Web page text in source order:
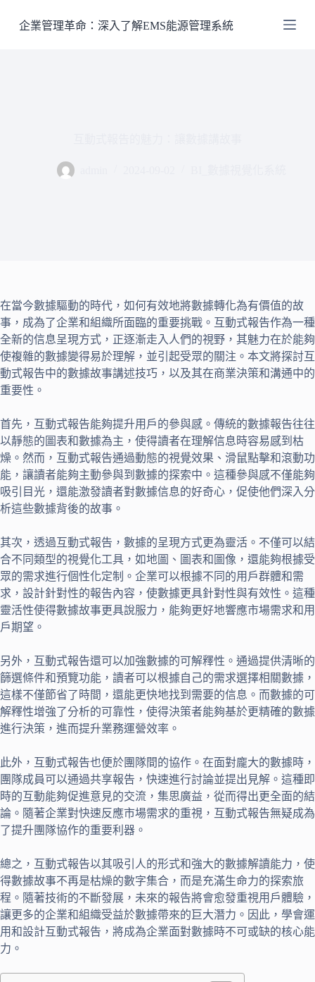
至
企業管理革命：深入了解EMS能源管理系統
在當今數據驅動的時代，如何有效地將數據轉化為有價值的故
事，成為了企業和組織所面臨的重要挑戰。互動式報告作為一種
全新的信息呈現方式，正逐漸走入人們的視野，其魅力在於能夠
使複雜的數據變得易於理解，並引起受眾的關注。本文將探討互
動式報告中的數據故事講述技巧，以及其在商業決策和溝通中的
重要性。
首先，互動式報告能夠提升用戶的參與感。傳統的數據報告往往
以靜態的圖表和數據為主，使得讀者在理解信息時容易感到枯
燥。然而，互動式報告通過動態的視覺效果、滑鼠點擊和滾動功
能，讓讀者能夠主動參與到數據的探索中。這種參與感不僅能夠
吸引目光，還能激發讀者對數據信息的好奇心，促使他們深入分
析這些數據背後的故事。
其次，透過互動式報告，數據的呈現方式更為靈活。不僅可以結
合不同類型的視覺化工具，如地圖、圖表和圖像，還能夠根據受
眾的需求進行個性化定制。企業可以根據不同的用戶群體和需
求，設計針對性的報告內容，使數據更具針對性與有效性。這種
靈活性使得數據故事更具說服力，能夠更好地響應市場需求和用
戶期望。
另外，互動式報告還可以加強數據的可解釋性。通過提供清晰的
篩選條件和預覽功能，讀者可以根據自己的需求選擇相關數據，
這樣不僅節省了時間，還能更快地找到需要的信息。而數據的可
解釋性增強了分析的可靠性，使得決策者能夠基於更精確的數據
進行決策，進而提升業務運營效率。
此外，互動式報告也便於團隊間的協作。在面對龐大的數據時，
團隊成員可以通過共享報告，快速進行討論並提出見解。這種即
時的互動能夠促進意見的交流，集思廣益，從而得出更全面的結
論。隨著企業對快速反應市場需求的重視，互動式報告無疑成為
了提升團隊協作的重要利器。
總之，互動式報告以其吸引人的形式和強大的數據解讀能力，使
得數據故事不再是枯燥的數字集合，而是充滿生命力的探索旅
程。隨著技術的不斷發展，未來的報告將會愈發重視用戶體驗，
讓更多的企業和組織受益於數據帶來的巨大潛力。因此，學會運
用和設計互動式報告，將成為企業面對數據時不可或缺的核心能
力。